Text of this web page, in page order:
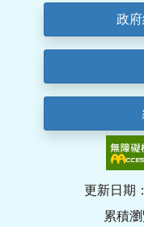
政
更新日期
累積